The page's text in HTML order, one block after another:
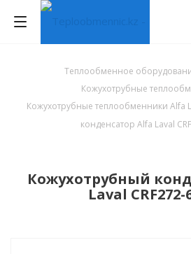
Теплообменное
Кожухотрубные
Кожухотрубные теплообменники Alfa
конденсатор Alfa Laval
Кожухотрубный
Laval CRF272-